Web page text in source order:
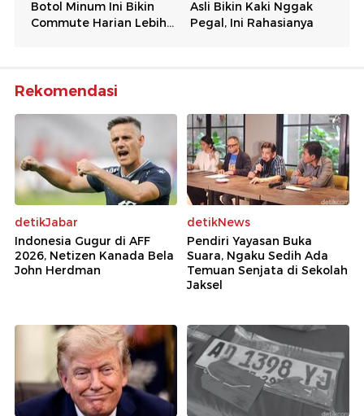
Rekomendasi
detikJabar
Indonesia Gugur di AFF
2026, Netizen Kanada Bela
John Herdman
detikNews
Pendiri Yayasan Buka
Suara, Ngaku Sedih Ada
Temuan Senjata di Sekolah
Jaksel